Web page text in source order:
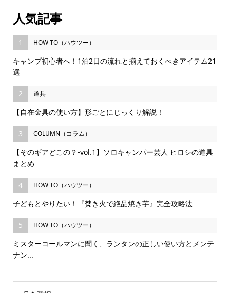
人気記事
1 HOW TO（ハウツー）
キャンプ初心者へ！1泊2日の流れと揃えておくべきアイテム21
選
2 道具
【自在金具の使い方】形ごとにじっくり解説！
3 COLUMN（コラム）
【そのギアどこの？-vol.1】ソロキャンパー芸人 ヒロシの道具
まとめ
4 HOW TO（ハウツー）
子どもとやりたい！『焚き火で絶品焼き芋』完全攻略法
5 HOW TO（ハウツー）
ミスターコールマンに聞く、ランタンの正しい使い方とメンテ
ナン...